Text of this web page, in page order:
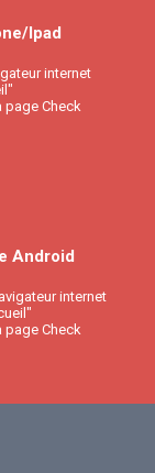
Ipad
internet
page Check
Android
internet
page Check